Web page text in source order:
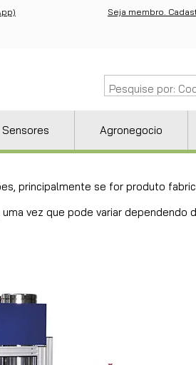
Seja membro.
Sensores Agronegocio
principalmente se for produto
vez que pode variar dependendo